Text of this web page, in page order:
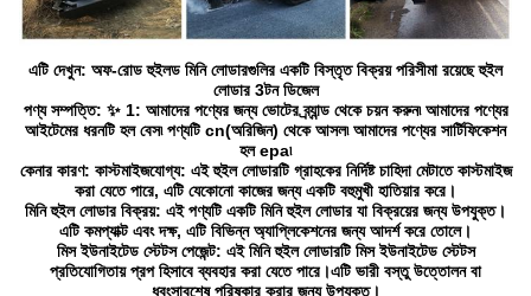
এটি দেখুন: অফ-রোড হুইলড মিনি লোডারগুলির একটি বিস্তৃত বিক্রয় পরিসীমা রয়েছে হুইল
লোডার 3টন ডিজেল
পণ্য সম্পত্তি: ✨ 1: আমাদের পণ্যের জন্য ভোটের ব্র্যান্ড থেকে চয়ন করুন৷ আমাদের পণ্যের
আইটেমের ধরনটি হল বেস৷ পণ্যটি cn(অরিজিন) থেকে আসল৷ আমাদের পণ্যের সার্টিফিকেশন
হল epa৷
কেনার কারণ: কাস্টমাইজযোগ্য: এই হুইল লোডারটি গ্রাহকের নির্দিষ্ট চাহিদা মেটাতে কাস্টমাইজ
করা যেতে পারে, এটি যেকোনো কাজের জন্য একটি বহুমুখী হাতিয়ার করে।
মিনি হুইল লোডার বিক্রয়: এই পণ্যটি একটি মিনি হুইল লোডার যা বিক্রয়ের জন্য উপযুক্ত।
এটি কমপ্যাক্ট এবং দক্ষ, এটি বিভিন্ন অ্যাপ্লিকেশনের জন্য আদর্শ করে তোলে।
মিস ইউনাইটেড স্টেটস পেজেন্ট: এই মিনি হুইল লোডারটি মিস ইউনাইটেড স্টেটস
প্রতিযোগিতায় প্রপ হিসাবে ব্যবহার করা যেতে পারে।এটি ভারী বস্তু উত্তোলন বা
ধ্বংসাবশেষ পরিষ্কার করার জন্য উপযুক্ত।